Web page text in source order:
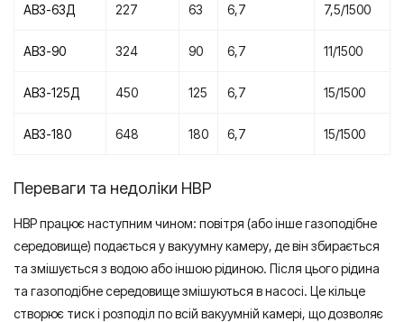
АВЗ-63Д 227 63 6,7 7,5/1500
АВЗ-90 324 90 6,7 11/1500
АВЗ-125Д 450 125 6,7 15/1500
АВЗ-180 648 180 6,7 15/1500
Переваги та недоліки НВР
НВР працює наступним чином: повітря (або інше газоподібне
середовище) подається у вакуумну камеру, де він збирається
та змішується з водою або іншою рідиною. Після цього рідина
та газоподібне середовище змішуються в насосі. Це кільце
створює тиск і розподіл по всій вакуумній камері, що дозволяє